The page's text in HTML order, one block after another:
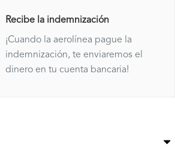
Recibe la indemnización
¡Cuando la aerolínea pague la
indemnización, te enviaremos el
dinero en tu cuenta bancaria!